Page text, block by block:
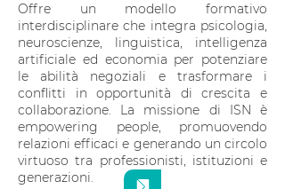
Offre un modello formativo
interdisciplinare che integra psicologia,
neuroscienze, linguistica, intelligenza
artificiale ed economia per potenziare
le abilità negoziali e trasformare i
conflitti in opportunità di crescita e
collaborazione. La missione di ISN è
empowering people, promuovendo
relazioni efficaci e generando un circolo
virtuoso tra professionisti, istituzioni e
generazioni.